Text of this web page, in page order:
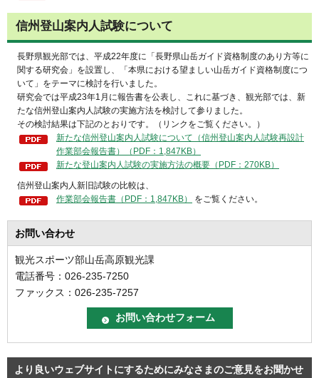
信州登山案内人試験について
長野県観光部では、平成22年度に「長野県山岳ガイド資格制度のあり方等に
関する研究会」を設置し、「本県における望ましい山岳ガイド資格制度につ
いて」をテーマに検討を行いました。
研究会では平成23年1月に報告書を公表し、これに基づき、観光部では、新
たな信州登山案内人試験の実施方法を検討して参りました。
その検討結果は下記のとおりです。（リンクをご覧ください。）
新たな信州登山案内人試験について（信州登山案内人試験再設計
作業部会報告書）（PDF：1,847KB）
新たな登山案内人試験の実施方法の概要（PDF：270KB）
信州登山案内人新旧試験の比較は、
作業部会報告書（PDF：1,847KB）
をご覧ください。
お問い合わせ
観光スポーツ部山岳高原観光課
電話番号：026-235-7250
ファックス：026-235-7257
より良いウェブサイトにするためにみなさまのご意見をお聞かせ